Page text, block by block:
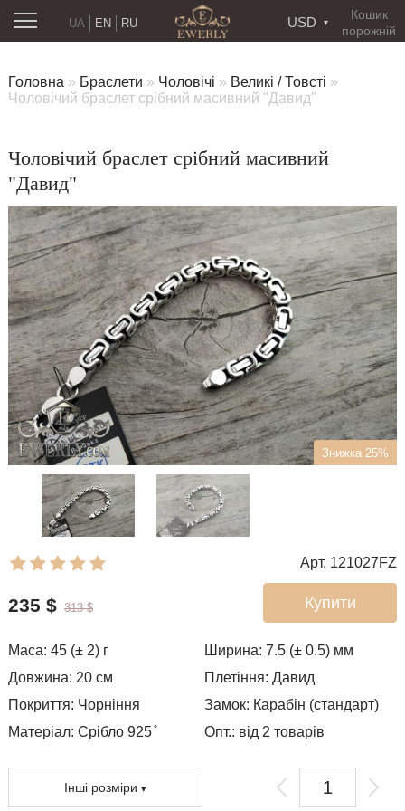
Кошик
порожній
USD
RU
UA EN
Головна » Браслети » Чоловічі » Великі / Товсті »
Чоловічий браслет срібний масивний "Давид"
Чоловічий браслет срібний масивний
"Давид"
Знижка 25%
Арт. 121027FZ
Купити
235 $ 313 $
Маса: 45 (± 2) г Ширина:7.5 (± 0.5) мм
Довжина: 20 см Плетіння:Давид
Покриття: Чорніння Замок: Карабін (стандарт)
Матеріал: Срібло 925 ̊
Опт.: від 2 товарів
Інші розміри